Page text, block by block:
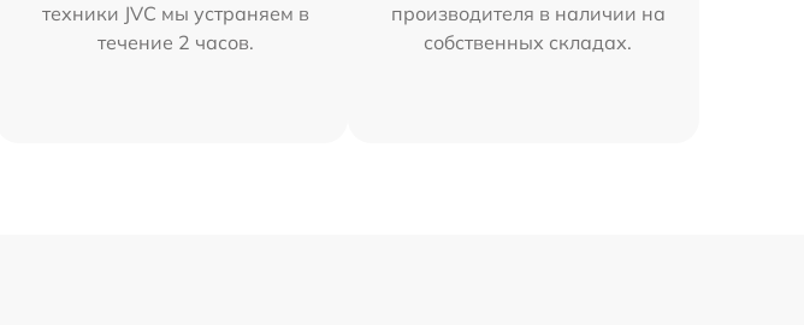
техники JVC мы устраняем в
течение 2 часов.
производителя в наличии на
собственных складах.